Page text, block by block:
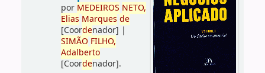
por MEDEIROS NETO,
Elias Marques de
[Coordenador] |
SIMÃO FILHO,
Adalberto
[Coordenador].